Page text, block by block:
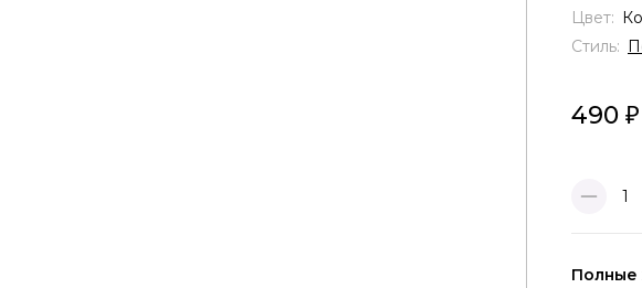
490
1
Цвет:
Стиль:
Полные